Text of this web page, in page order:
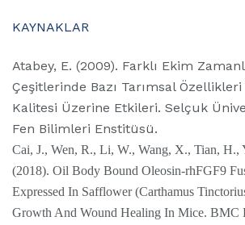
KAYNAKLAR
Atabey, E. (2009). Farklı Ekim
Çeşitlerinde Bazı Tarımsal Özellikleri
Kalitesi Üzerine Etkileri. Selçuk
Fen Bilimleri Enstitüsü.
Cai, J., Wen, R., Li, W., Wang, X., Tian, H.,
(2018). Oil Body Bound Oleosin-rhFGF9
Expressed In Safflower (Carthamus
Growth And Wound Healing In Mice. BMC